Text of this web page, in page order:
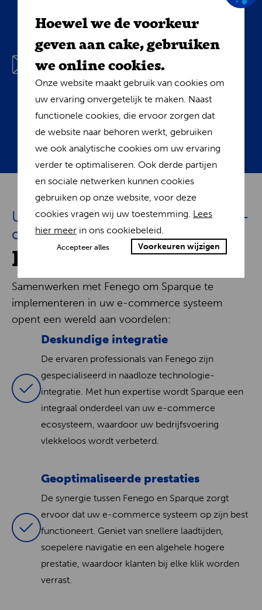
Zet data om in verkoop. Personaliseer e-mails
met Sparque's "Bouw-je-eigen-algoritme" tool.
Creëer doelgerichte campagnes met
browsedata, aankopen en trends voor op maat
gemaakte inhoud - van aanbiedingen tot
artikelen. Start geautomatiseerde, persoonlijke
dialogen die vertrouwdheid opbouwen en
resultaten boeken.
Uw pad naar uitmuntendheid in e-
commerce
Fenego en Sparque
Samenwerken met Fenego om Sparque te
implementeren in uw e-commerce systeem
opent een wereld aan voordelen:
Deskundige integratie
De ervaren professionals van Fenego zijn
gespecialiseerd in naadloze technologie-
integratie. Met hun expertise wordt Sparque een
integraal onderdeel van uw e-commerce
ecosysteem, waardoor uw bedrijfsvoering
vlekkeloos wordt verbeterd.
Geoptimaliseerde prestaties
De synergie tussen Fenego en Sparque zorgt
ervoor dat uw e-commerce systeem op zijn best
functioneert. Geniet van snellere laadtijden,
soepelere navigatie en een algehele hogere
prestatie, waardoor klanten bij elke klik worden
verrast.
Hoewel we de voorkeur
geven aan cake, gebruiken
we online cookies.
Onze website maakt gebruik van cookies om
uw ervaring onvergetelijk te maken. Naast
functionele cookies, die ervoor zorgen dat
de website naar behoren werkt, gebruiken
we ook analytische cookies om uw ervaring
verder te optimaliseren. Ook derde partijen
en sociale netwerken kunnen cookies
gebruiken op onze website, voor deze
cookies vragen wij uw toestemming. Lees
hier meer in ons cookiebeleid.
Accepteer alles Voorkeuren wijzigen